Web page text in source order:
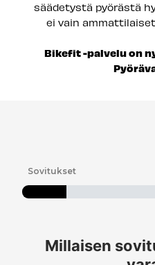
säädetystä pyörästä
ei vain
Bikefit -palvelu on